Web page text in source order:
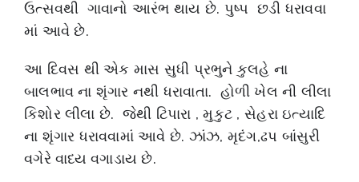
ઉત્સવથી ગાવાનો આરંભ થાય છે. પુષ્પ છડી ધરાવવા
માં આવે છે.
આ દિવસ થી એક માસ સુધી પ્રભુને કુલહે ના
બાલભાવ ના શૃંગાર નથી ધરાવાતા. હોળી ખેલ ની લીલા
કિશોર લીલા છે. જેથી ટિપારા , મુકુટ , સેહરા ઇત્યાદિ
ના શૃંગાર ધરાવવામાં આવે છે. ઝાંઝ, મૃદંગ,ઢપ બાંસુરી
વગેરે વાધ્ય વગાડાય છે.